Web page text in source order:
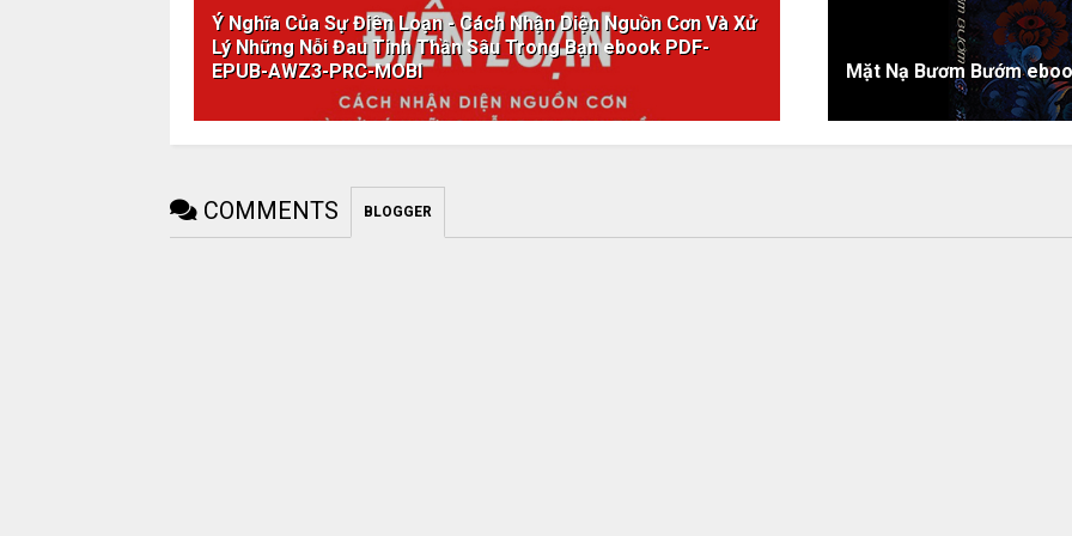
Ý Nghĩa Của Sự Điên Loạn - Cách Nhận Diện Nguồn Cơn Và Xử
Lý Những Nỗi Đau Tinh Thần Sâu Trong Bạn ebook PDF-
EPUB-AWZ3-PRC-MOBI
Mặt Nạ Bươm Bướm
COMMENTS BLOGGER